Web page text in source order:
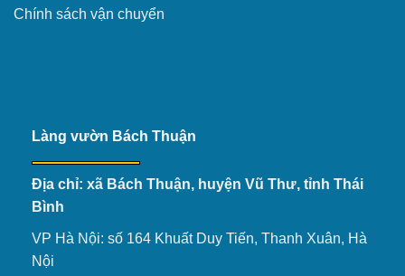
Chính sách vận chuyển
Làng vườn Bách Thuận
Địa chỉ: xã Bách Thuận, huyện Vũ Thư, tỉnh Thái
Bình
VP Hà Nội: số 164 Khuất Duy Tiến, Thanh Xuân, Hà
Nội